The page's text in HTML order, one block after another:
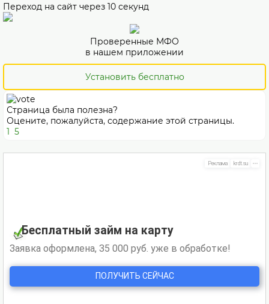
Переход на сайт через 10 секунд
Проверенные МФО
в нашем приложении
Установить бесплатно
Страница была полезна?
Оцените, пожалуйста, содержание этой страницы.
1 5